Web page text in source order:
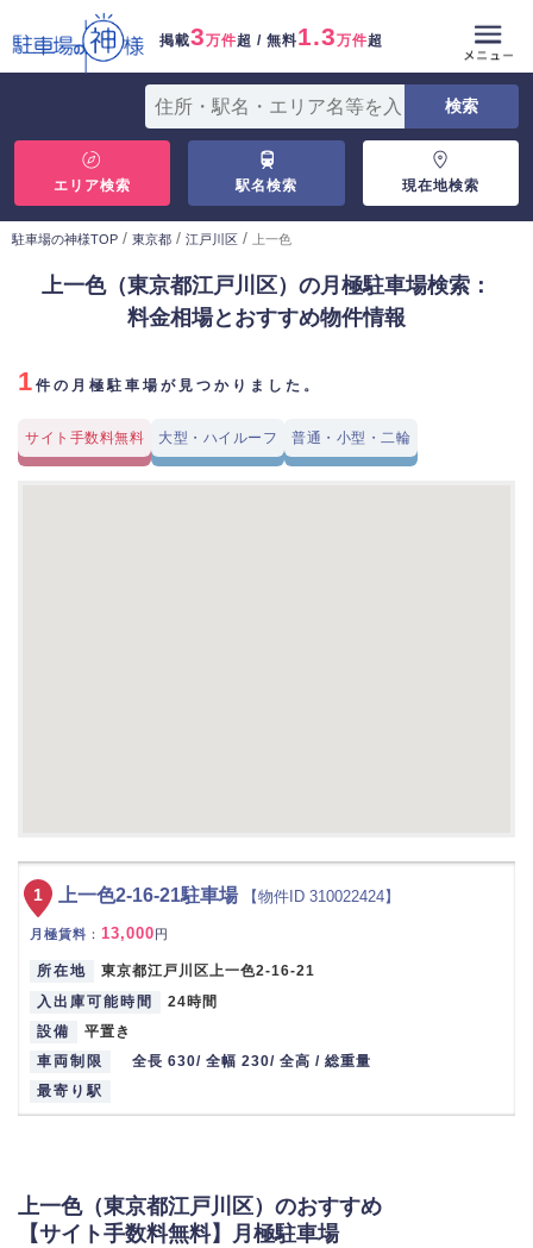
掲載3万件超 / 無料1.3万件超
エリア検索 駅名検索 現在地検索
駐車場の神様TOP / 東京都 / 江戸川区 / 上一色
上一色（東京都江戸川区）の月極駐車場検索：
料金相場とおすすめ物件情報
1 件の月極駐車場が見つかりました。
サイト手数料無料 大型・ハイルーフ 普通・小型・二輪
上一色2-16-21駐車場 【物件ID 310022424】
月極賃料 ： 13,000円
所在地
東京都江戸川区上一色2-16-21
入出庫可能時間
24時間
設備
平置き
車両制限
全長 630/ 全幅 230/ 全高 / 総重量
最寄り駅
1
上一色（東京都江戸川区）のおすすめ
【サイト手数料無料】月極駐車場